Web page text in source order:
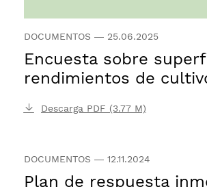
DOCUMENTOS — 25.06.2025
Encuesta sobre
rendimientos de
Descarga PDF (3.77 M)
DOCUMENTOS — 12.11.2024
Plan de respuesta